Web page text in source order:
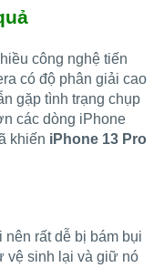
công nghệ tiến
có độ phân giải cao
gặp tình trạng chụp
các dòng iPhone
khiến iPhone 13 Pro
nên rất dễ bị bám bụi
vệ sinh lại và giữ nó